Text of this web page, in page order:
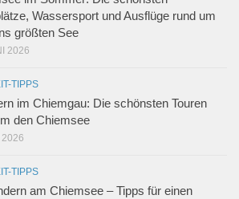
Wassersport und Ausflüge rund um
größten See
2026
TIPPS
im Chiemgau: Die schönsten Touren
den Chiemsee
2026
TIPPS
am Chiemsee – Tipps für einen